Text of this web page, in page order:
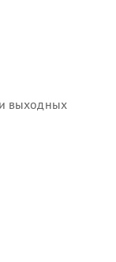
выходных